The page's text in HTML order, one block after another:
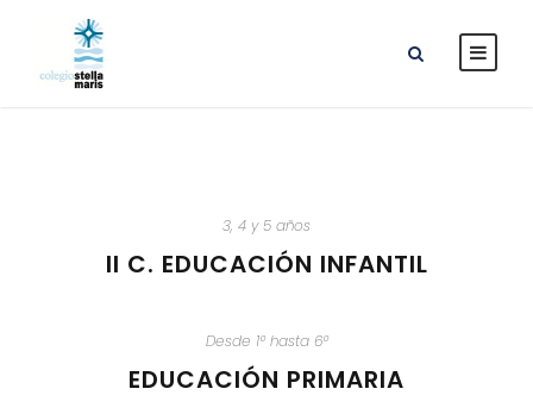
3, 4 y 5 años
II C. EDUCACIÓN INFANTIL
Desde 1º hasta 6º
EDUCACIÓN PRIMARIA